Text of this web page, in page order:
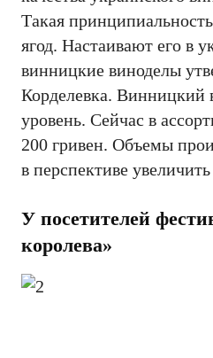
Такая
ягод. Настаивают его в
винницкие виноделы
Корделевка. Винницкий
уровень. Сейчас в
200 гривен. Объемы
в перспективе
У посетителей
королева»